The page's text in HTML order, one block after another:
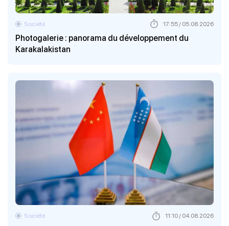
Photogalerie : panorama du développement du
Karakalakistan
Société 17:55 / 05.08.2026
Société 11:10 / 04.08.2026